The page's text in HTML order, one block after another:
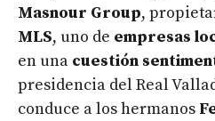
Masnour Group,
MLS, uno de empresas
en una cuestión
presidencia del Real
conduce a los hermanos